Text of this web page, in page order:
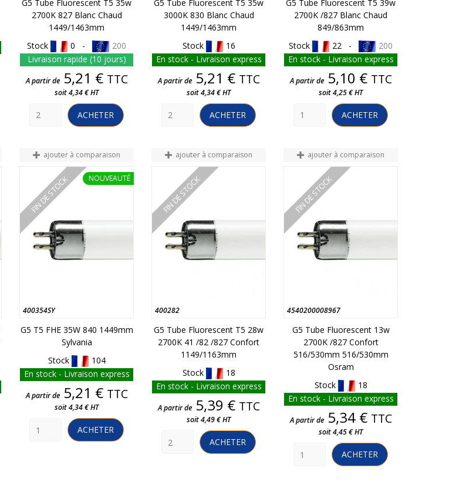
G5 Tube Fluorescent T5 35w
2700K 827 Blanc Chaud
1449/1463mm
Stock
0 -
200
Livraison rapide (10 jours)
Prix
A partir de 5,21 € TTC
soit 4,34 € HT
ACHETER
G5 Tube Fluorescent T5 35w
3000K 830 Blanc Chaud
1449/1463mm
Stock
16
En stock - Livraison express
Prix
A partir de 5,21 € TTC
soit 4,34 € HT
ACHETER
G5 Tube Fluorescent T5 39w
2700K /827 Blanc Chaud
849/863mm
Stock
22 -
200
En stock - Livraison express
Prix
A partir de 5,10 € TTC
soit 4,25 € HT
ACHETER
ajouter à comparaison
400354SY
FIN DE STOCK
G5 T5 FHE 35W 840 1449mm
Sylvania
Stock
104
En stock - Livraison express
Prix
A partir de 5,21 € TTC
soit 4,34 € HT
ACHETER
NOUVEAUTÉ
ajouter à comparaison
400282
FIN DE STOCK
G5 Tube Fluorescent T5 28w
2700K 41 /82 /827 Confort
1149/1163mm
Stock
18
En stock - Livraison express
Prix
A partir de 5,39 € TTC
soit 4,49 € HT
ACHETER
ajouter à comparaison
4540200008967
FIN DE STOCK
G5 Tube Fluorescent 13w
2700K /827 Confort
516/530mm 516/530mm
Osram
Stock
18
En stock - Livraison express
Prix
A partir de 5,34 € TTC
soit 4,45 € HT
ACHETER